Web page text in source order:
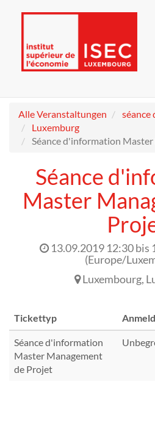
Alle Veranstaltungen
Luxemburg
Séance d'information
Séance
Master
13.09.2019 12:30bis
(Europe/
Luxembourg,
Tickettyp
Séance d'information
Master Management
de Projet